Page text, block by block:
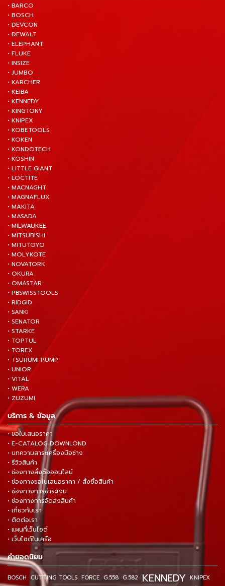
• BARCO
• BOSCH
• DEVCON
• DEWALT
• ELEPHANT
• FLUKE
• INSIZE
• JUMBO
• KARCHER
• KEIBA
• KENNEDY
• KINGTONY
• KNIPEX
• KOBETOOLS
• KOKEN
• KONDOTECH
• KOSHIN
• LITTLE GIANT
• LOCTITE
• MACNAGHT
• MAGNAFLUX
• MAKITA
• MASADA
• MILWAUKEE
• MITSUBISHI
• MITUTOYO
• MOLYKOTE
• NOVATORK
• OKURA
• OMASTAR
• PBSWISSTOOLS
• RIDGID
• SANKI
• SENATOR
• STARKE
• TOPTUL
• TOREX
• TSURUMI PUMP
• UNIOR
• VITAL
• WERA
• ZUZUMI
บริการ & ข้อมูล
• ขอใบเสนอราคา
• E-CATALOG DOWNLOND
• บทความสาระเครื่องมือช่าง
• รีวิวสินค้า
• ช่องทางสั่งซื้อออนไลน์
• ช่องทางขอใบเสนอราคา / สั่งซื้อสินค้า
• ช่องทางการชำระเงิน
• ช่องทางการจัดส่งสินค้า
• เกี่ยวกับเรา
• ติดต่อเรา
• แผนที่เว็บไซต์
• เว็บไซต์ในเครือ
คำยอดนิยม
BOSCH CUTTING TOOLS FORCE G.558 G.582 KENNEDY KNIPEX